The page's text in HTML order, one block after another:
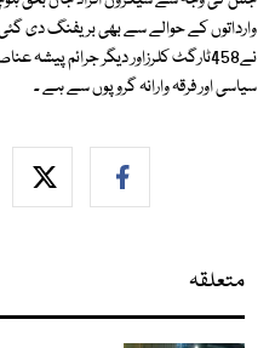
وارداتوں کے حوالے سے بھی بریفنگ دی
نے458ٹارگٹ کلرزاور دیگر جرائم
سیاسی اور فرقہ وارانہ گروپوں سے ہے ۔
متعلقہ